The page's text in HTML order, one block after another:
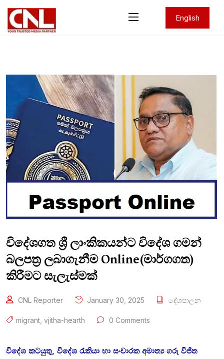
English
විදේශගත ශ්‍රී ලාංකිකයන්ට විදේශ ගමන්
බලපත්‍ර ලබාගැනීම Online(මාර්ගගත)
කිරීමට සැලැස්මක්
CNL Reporter January 30, 2025 දේශපාලන
migrant vjitha-hearth 0 Comments
විදේශ කටයුතු, විදේශ රැකියා හා සංචාරක අමාත්‍ය ගරු විජිත